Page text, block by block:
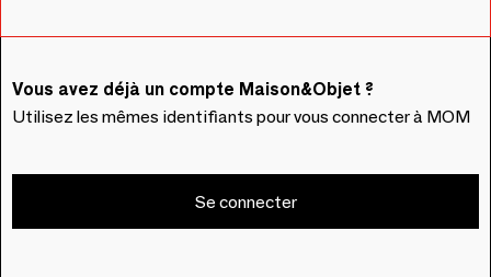
Vous avez déjà un compte Maison&Objet ?
Utilisez les mêmes identifiants pour vous connecter à MOM
Se connecter